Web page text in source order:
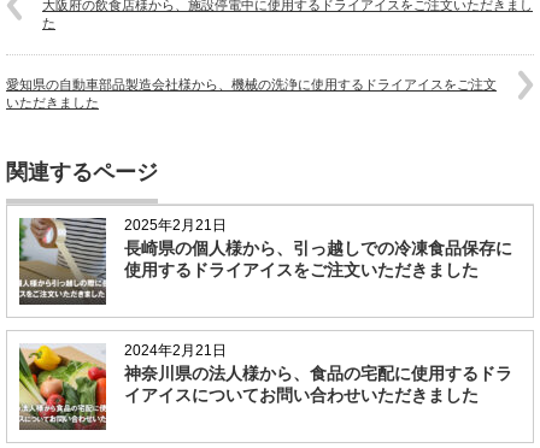
大阪府の飲食店様から、施設停電中に使用するドライアイスをご注文いただきまし
た
愛知県の自動車部品製造会社様から、機械の洗浄に使用するドライアイスをご注文
いただきました
関連するページ
2025年2月21日
長崎県の個人様から、引っ越しでの冷凍食品保存に
使用するドライアイスをご注文いただきました
2024年2月21日
神奈川県の法人様から、食品の宅配に使用するドラ
イアイスについてお問い合わせいただきました